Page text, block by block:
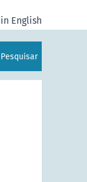
in English
Pesquisar